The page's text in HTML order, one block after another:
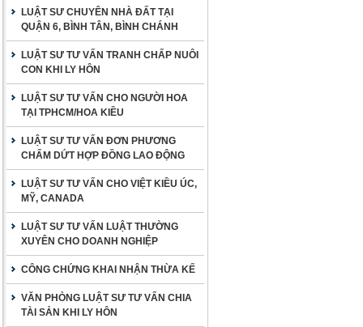
LUẬT SƯ CHUYÊN NHÀ ĐẤT TẠI
QUẬN 6, BÌNH TÂN, BÌNH CHÁNH
LUẬT SƯ TƯ VẤN TRANH CHẤP NUÔI
CON KHI LY HÔN
LUẬT SƯ TƯ VẤN CHO NGƯỜI HOA
TẠI TPHCM/HOA KIỀU
LUẬT SƯ TƯ VẤN ĐƠN PHƯƠNG
CHẤM DỨT HỢP ĐỒNG LAO ĐỘNG
LUẬT SƯ TƯ VẤN CHO VIỆT KIỀU ÚC,
MỸ, CANADA
LUẬT SƯ TƯ VẤN LUẬT THƯỜNG
XUYÊN CHO DOANH NGHIỆP
CÔNG CHỨNG KHAI NHẬN THỪA KẾ
VĂN PHÒNG LUẬT SƯ TƯ VẤN CHIA
TÀI SẢN KHI LY HÔN